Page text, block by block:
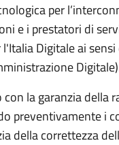
per
e i prestatori di
Digitale ai
la garanzia della
preventivamente i
della correttezza